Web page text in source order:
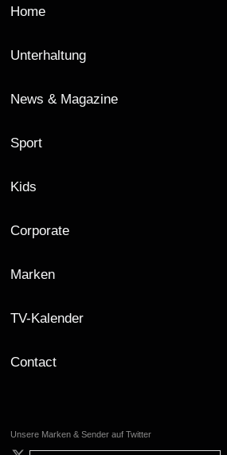
Home
Unterhaltung
News & Magazine
Sport
Kids
Corporate
Marken
TV-Kalender
Contact
Unsere Marken & Sender auf Twitter